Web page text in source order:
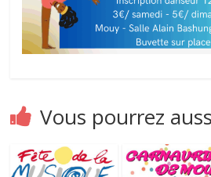
Vous pourrez